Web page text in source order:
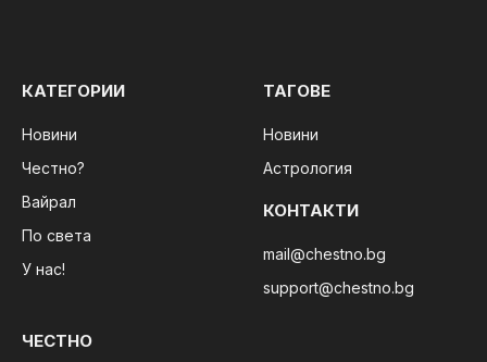
КАТЕГОРИИ
Новини
Честно?
Вайрал
По света
У нас!
ТАГОВЕ
Новини
Астрология
КОНТАКТИ
mail@chestno.bg
support@chestno.bg
ЧЕСТНО